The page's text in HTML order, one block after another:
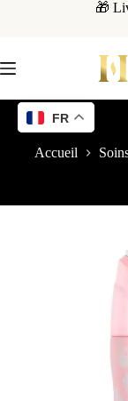
🎁
Accueil
FR